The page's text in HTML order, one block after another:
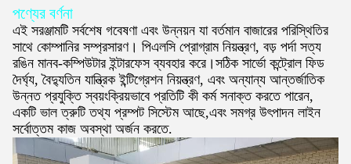
পণ্যের বর্ণনা
এই সরঞ্জামটি সর্বশেষ গবেষণা এবং উন্নয়ন যা বর্তমান বাজারের পরিস্থিতির
সাথে কোম্পানির সম্প্রসারণ। পিএলসি প্রোগ্রাম নিয়ন্ত্রণ, বড় পর্দা সত্য
রঙিন মানব-কম্পিউটার ইন্টারফেস ব্যবহার করে।সঠিক সার্ভো কন্ট্রোল ফিড
দৈর্ঘ্য, বৈদ্যুতিন যান্ত্রিক ইন্টিগ্রেশন নিয়ন্ত্রণ, এবং অন্যান্য আন্তর্জাতিক
উন্নত প্রযুক্তি স্বয়ংক্রিয়ভাবে প্রতিটি কী কর্ম সনাক্ত করতে পারেন,
একটি ভাল ত্রুটি তথ্য প্রম্পট সিস্টেম আছে,এবং সমগ্র উৎপাদন লাইন
সর্বোত্তম কাজ অবস্থা অর্জন করতে.